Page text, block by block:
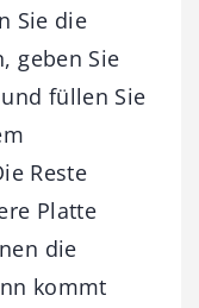
Sie die
geben Sie
füllen Sie
Reste
Platte
die
kommt